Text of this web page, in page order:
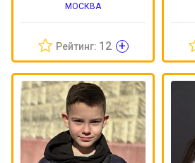
МОСКВА
Рейтинг: 12 +